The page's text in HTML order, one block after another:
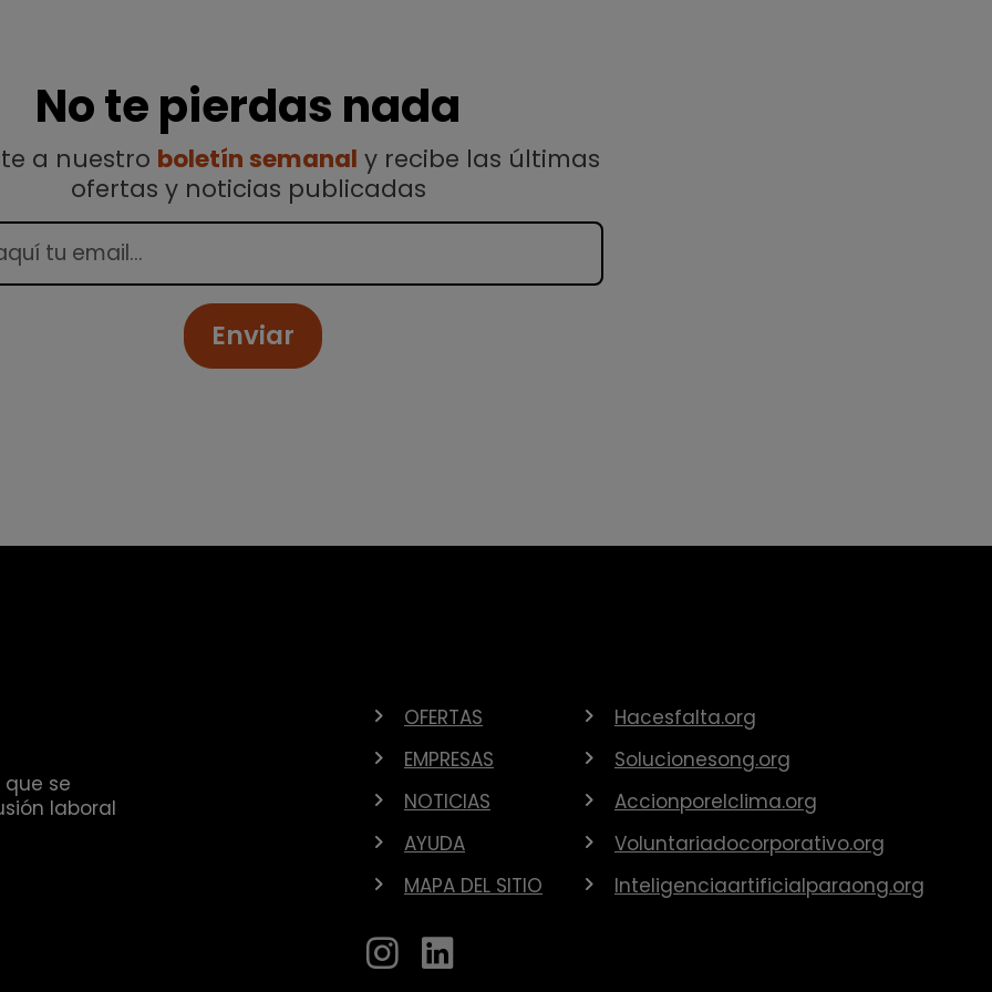
No te pierdas nada
a nuestro boletín semanal y recibe las últimas
ofertas y noticias publicadas
Enviar
se
laboral
OFERTAS
EMPRESAS
NOTICIAS
AYUDA
MAPA DEL SITIO
Hacesfalta.org
Solucionesong.org
Accionporelclima.org
Voluntariadocorporativo.org
Inteligenciaartificialparaong.org